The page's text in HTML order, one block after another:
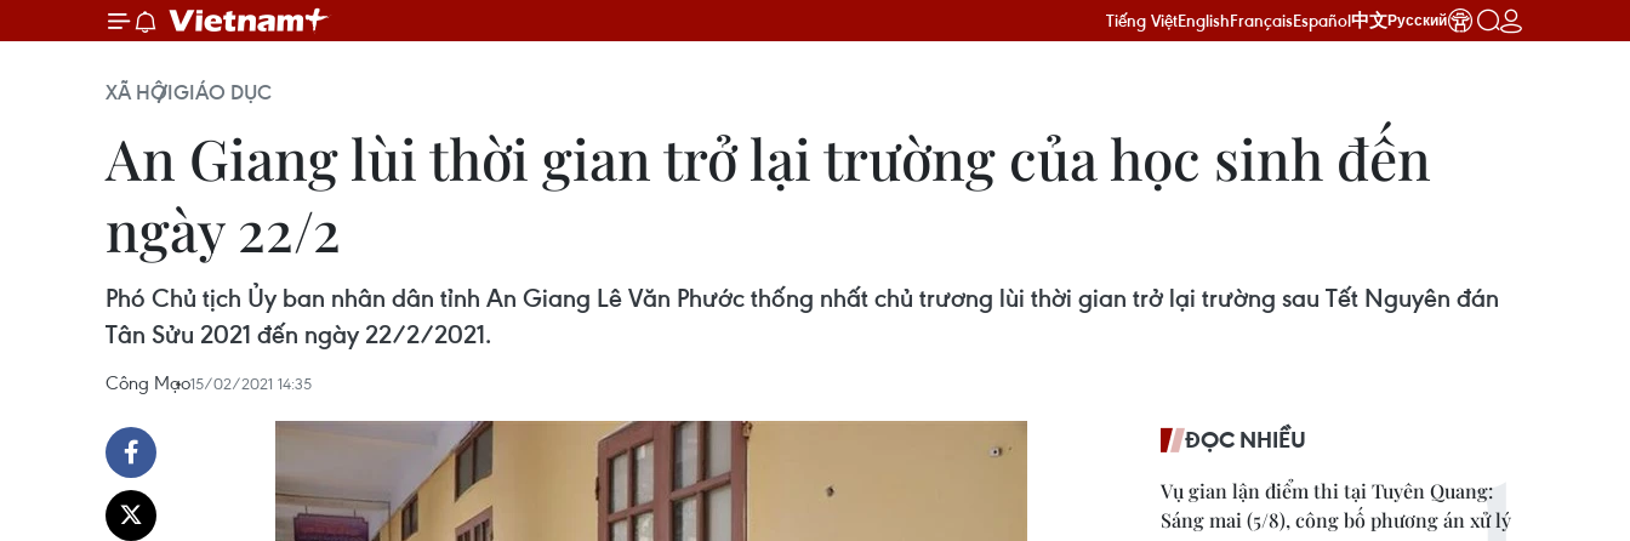
Tiếng ViệtEnglishFrançaisEspañol中文Русский
XÃ HỘIGIÁO DỤC
An Giang lùi thời gian trở lại trường của học sinh đến
ngày 22/2
Phó Chủ tịch Ủy ban nhân dân tỉnh An Giang Lê Văn Phước thống nhất chủ trương lùi thời gian trở lại trường sau Tết Nguyên đán
Tân Sửu 2021 đến ngày 22/2/2021.
Công Mạo15/02/2021 14:35
ĐỌC NHIỀU
Vụ gian lận điểm thi tại Tuyên Quang:
Sáng mai (5/8), công bố phương án xử lý